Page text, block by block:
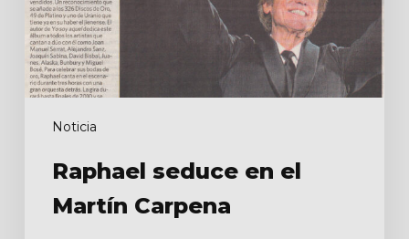
Noticia
Raphael seduce en el
Martín Carpena